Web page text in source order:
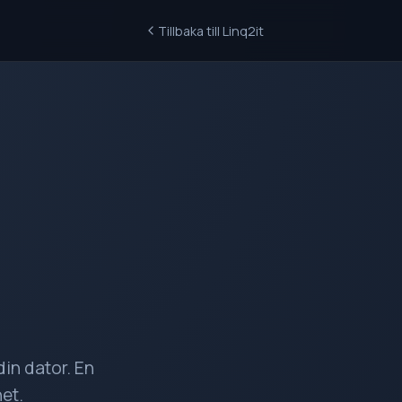
Tillbaka till Linq2it
dator. En